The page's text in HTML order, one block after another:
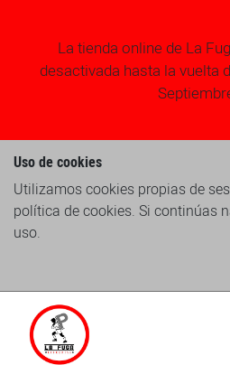
La tienda online de La
desactivada hasta la vuelta
Uso de cookies
Utilizamos cookies propias de
política de cookies. Si continúas
uso.